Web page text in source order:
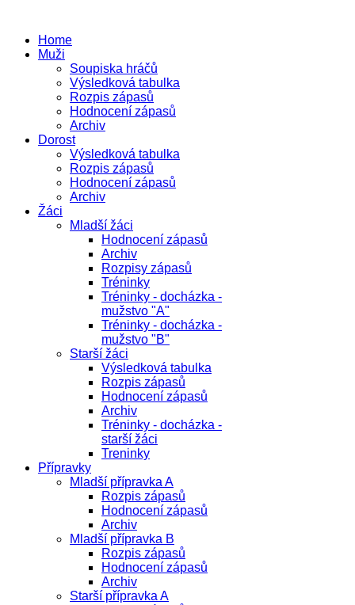
Home
Muži
Soupiska hráčů
Výsledková tabulka
Rozpis zápasů
Hodnocení zápasů
Archiv
Dorost
Výsledková tabulka
Rozpis zápasů
Hodnocení zápasů
Archiv
Žáci
Mladší žáci
Hodnocení zápasů
Archiv
Rozpisy zápasů
Tréninky
Tréninky - docházka -
mužstvo "A"
Tréninky - docházka -
mužstvo "B"
Starší žáci
Výsledková tabulka
Rozpis zápasů
Hodnocení zápasů
Archiv
Tréninky - docházka -
starší žáci
Treninky
Přípravky
Mladší přípravka A
Rozpis zápasů
Hodnocení zápasů
Archiv
Mladší přípravka B
Rozpis zápasů
Hodnocení zápasů
Archiv
Starší přípravka A